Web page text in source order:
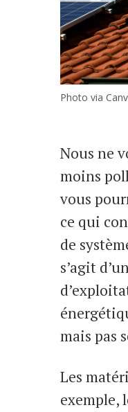
Photo via
Nous ne
moins
vous
ce qui
de
s’agit
mais pas
Les
exemple,